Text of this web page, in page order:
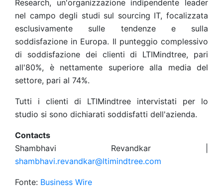
Research, un'organizzazione indipendente leader
nel campo degli studi sul sourcing IT, focalizzata
esclusivamente sulle tendenze e sulla
soddisfazione in Europa. Il punteggio complessivo
di soddisfazione dei clienti di LTIMindtree, pari
all'80%, è nettamente superiore alla media del
settore, pari al 74%.
Tutti i clienti di LTIMindtree intervistati per lo
studio si sono dichiarati soddisfatti dell'azienda.
Contacts
Shambhavi Revandkar |
shambhavi.revandkar@ltimindtree.com
Fonte: Business Wire